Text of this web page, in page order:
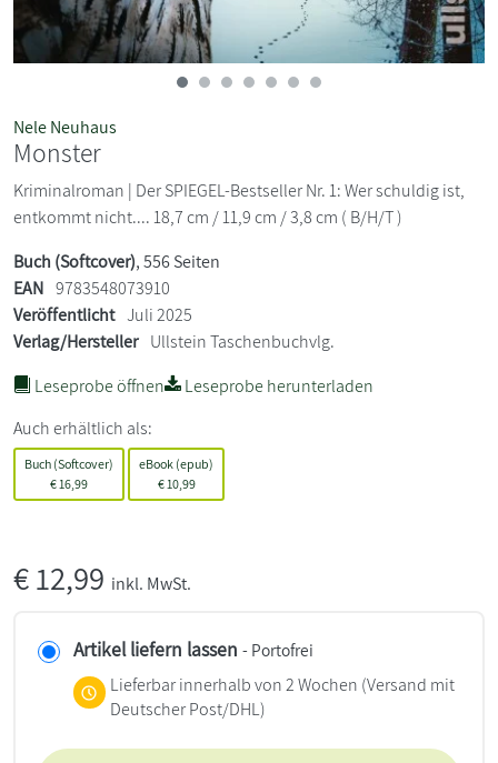
Nele Neuhaus
Monster
Kriminalroman | Der SPIEGEL-Bestseller Nr. 1: Wer schuldig ist,
entkommt nicht.... 18,7 cm / 11,9 cm / 3,8 cm ( B/H/T )
Buch (Softcover), 556 Seiten
EAN 9783548073910
Veröffentlicht Juli 2025
Verlag/Hersteller Ullstein Taschenbuchvlg.
Leseprobe öffnen
Leseprobe herunterladen
Auch erhältlich als:
Buch (Softcover)
€16,99
eBook (epub)
€10,99
€12,99 inkl. MwSt.
Artikel liefern lassen - Portofrei
Lieferbar innerhalb von 2 Wochen (Versand mit
Deutscher Post/DHL)